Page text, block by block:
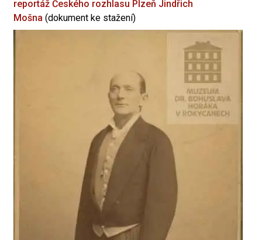
reportáž Českého rozhlasu Plzeň Jindřich
Mošna (dokument ke stažení)